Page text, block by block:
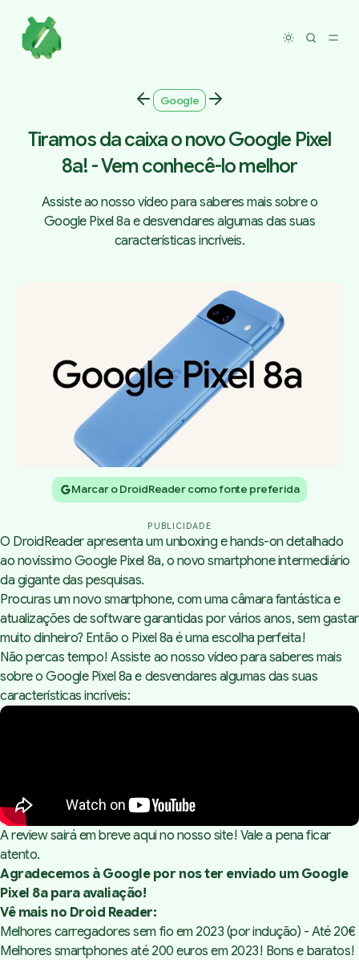
Toggle
Google
Tiramos da caixa o novo Google Pixel
8a! - Vem conhecê-lo melhor
Assiste ao nosso vídeo para saberes mais sobre o
Google Pixel 8a e desvendares algumas das suas
características incríveis.
Marcar o DroidReader como fonte preferida
PUBLICIDADE
O DroidReader apresenta um unboxing e hands-on detalhado
ao novíssimo Google Pixel 8a, o novo smartphone intermediário
da gigante das pesquisas.
Procuras um novo smartphone, com uma câmara fantástica e
atualizações de software garantidas por vários anos, sem gastar
muito dinheiro? Então o Pixel 8a é uma escolha perfeita!
Não percas tempo! Assiste ao nosso vídeo para saberes mais
sobre o Google Pixel 8a e desvendares algumas das suas
características incríveis:
A review sairá em breve aqui no nosso site! Vale a pena ficar
atento.
Agradecemos à Google por nos ter enviado um Google
Pixel 8a para avaliação!
Vê mais no Droid Reader:
Melhores carregadores sem fio em 2023 (por indução) - Até 20€
Melhores smartphones até 200 euros em 2023! Bons e baratos!